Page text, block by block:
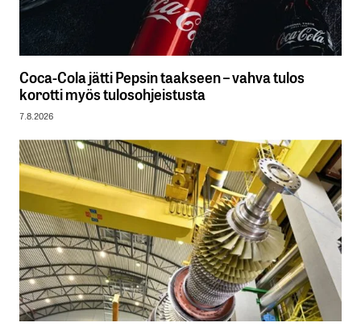
Coca-Cola jätti Pepsin taakseen – vahva tulos
korotti myös tulosohjeistusta
7.8.2026